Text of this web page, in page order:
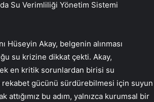
Su Verimliliği Yönetim Sistemi
Hüseyin Akay, belgenin alınması
su krizine dikkat çekti. Akay,
en kritik sorunlardan birisi su
rekabet gücünü sürdürebilmesi için suyun
bu adım, yalnızca kurumsal bir